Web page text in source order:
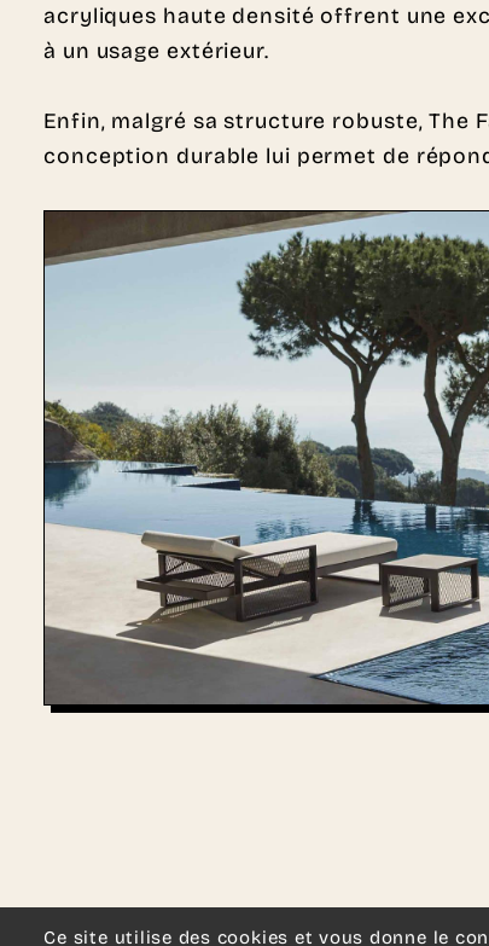
acryliques haute densité offrent une
à un usage extérieur.
Enfin, malgré sa structure robuste, The
conception durable lui permet de
Ce site utilise des cookies et vous donne le